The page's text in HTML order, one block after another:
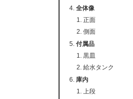
全体像
正面
側面
付属品
黒皿
給水タンク
庫内
上段